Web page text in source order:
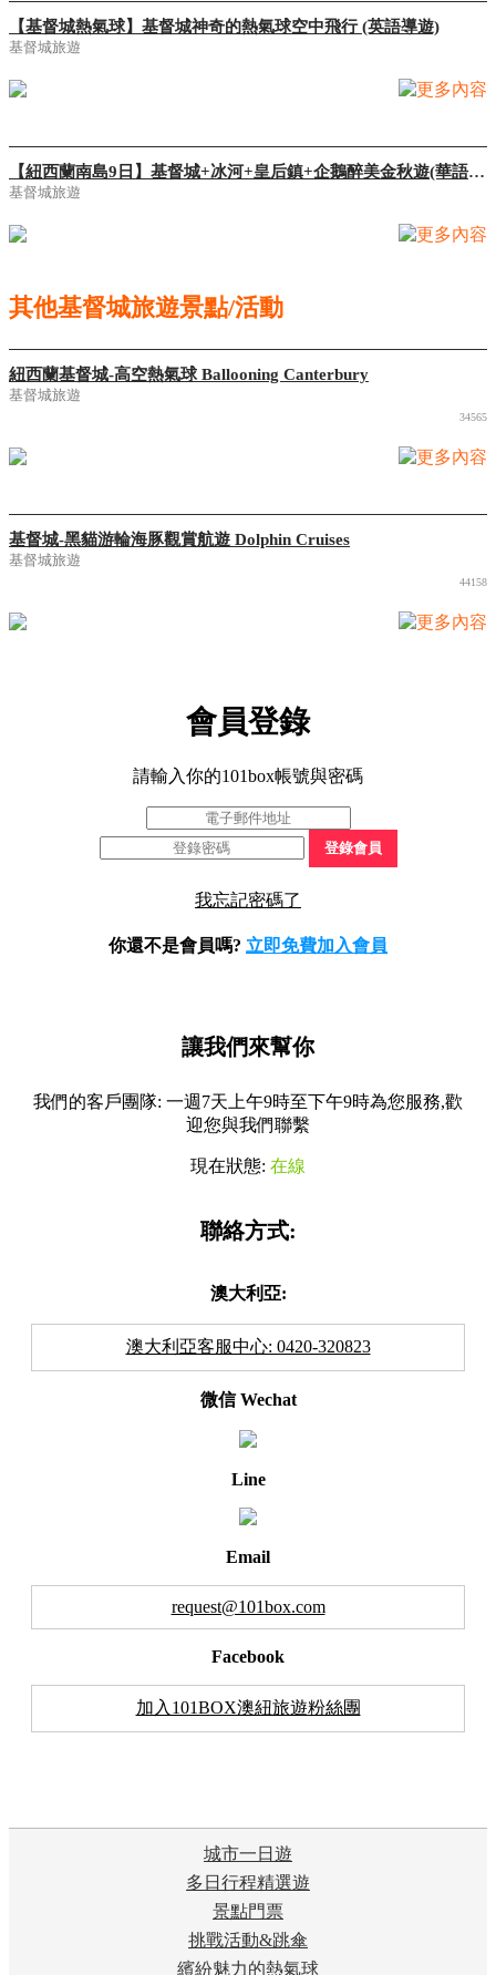
【基督城熱氣球】基督城神奇的熱氣球空中飛行 (英語導遊)
基督城旅遊
【紐西蘭南島9日】基督城+冰河+皇后鎮+企鵝醉美金秋遊(華語導遊)
基督城旅遊
其他基督城旅遊景點/活動
紐西蘭基督城-高空熱氣球 Ballooning Canterbury
基督城旅遊
34565
基督城-黑貓游輪海豚觀賞航遊 Dolphin Cruises
基督城旅遊
44158
會員登錄
請輸入你的101box帳號與密碼
登錄會員
我忘記密碼了
你還不是會員嗎? 立即免費加入會員
讓我們來幫你
我們的客戶團隊: 一週7天上午9時至下午9時為您服務,歡
迎您與我們聯繫
現在狀態: 在線
聯絡方式:
澳大利亞:
澳大利亞客服中心: 0420-320823
微信 Wechat
Line
Email
request@101box.com
Facebook
加入101BOX澳紐旅遊粉絲團
城市一日遊
多日行程精選遊
景點門票
挑戰活動&跳傘
繽紛魅力的熱氣球